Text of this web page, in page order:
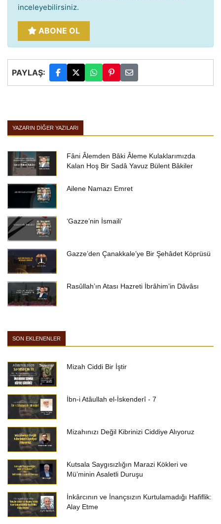
inceleyebilirsiniz.
ABONE OL
PAYLAŞ:
YAZARIN DIĞER YAZILARI
Fâni Âlemden Bâki Âleme Kulaklarımızda
Kalan Hoş Bir Sadâ Yavuz Bülent Bâkiler
Ailene Namazı Emret
‘Gazze’nin İsmaili’
Gazze’den Çanakkale’ye Bir Şehâdet Köprüsü
Rasûllah’ın Atası Hazreti İbrâhim’in Dâvâsı
SON EKLENENLER
Mizah Ciddi Bir İştir
İbn-i Atâullah el-İskenderî - 7
Mizahınızı Değil Kibrinizi Ciddiye Alıyoruz
Kutsala Saygısızlığın Marazi Kökleri ve
Mü’minin Asaletli Duruşu
İnkârcının ve İnançsızın Kurtulamadığı Hafiflik:
Alay Etme